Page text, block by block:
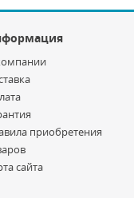
приобретения
сайта